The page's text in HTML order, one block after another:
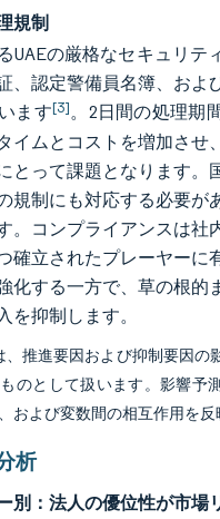
規制
UAEの厳格なセキュリテ
、認定警備員名簿、およ
ます[3]。2日間の処理期
イムとコストを増加させ
とって課題となります。
規制にも対応する必要が
。コンプライアンスは社
確立されたプレーヤーに
化する一方で、草の根的
を抑制します。
推進要因および抑制要因の
のとして扱います。影響予
および変数間の相互作用を反
析
別：法人の優位性が市場